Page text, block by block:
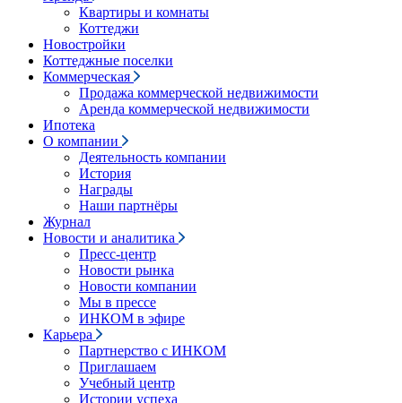
Квартиры и комнаты
Коттеджи
Новостройки
Коттеджные поселки
Коммерческая
Продажа коммерческой недвижимости
Аренда коммерческой недвижимости
Ипотека
О компании
Деятельность компании
История
Награды
Наши партнёры
Журнал
Новости и аналитика
Пресс-центр
Новости рынка
Новости компании
Мы в прессе
ИНКОМ в эфире
Карьера
Партнерство с ИНКОМ
Приглашаем
Учебный центр
Истории успеха